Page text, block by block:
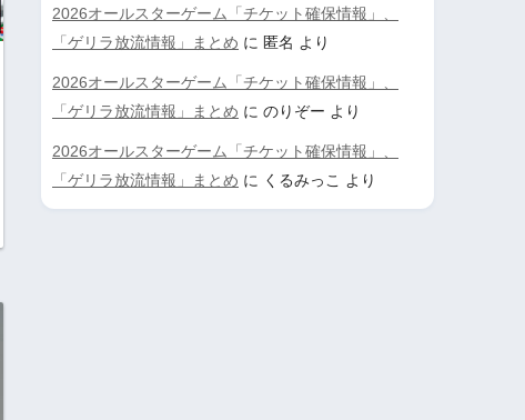
2026オールスターゲーム「チケット確保情報」、
「ゲリラ放流情報」まとめ に 匿名 より
2026オールスターゲーム「チケット確保情報」、
「ゲリラ放流情報」まとめ に のりぞー より
2026オールスターゲーム「チケット確保情報」、
「ゲリラ放流情報」まとめ に くるみっこ より